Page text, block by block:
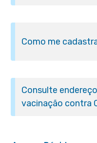
Como me
Consulte
vacinação contra